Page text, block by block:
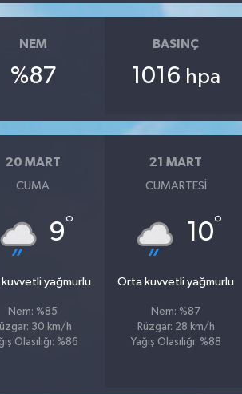
NEM
%87
BASINÇ
1016 hpa
20 MART
CUMA
9°
yağmurlu
Nem: %85
30 km/h
Olasılığı: %86
21 MART
CUMARTESI
10°
Orta kuvvetli yağmurlu
Nem: %87
Rüzgar: 28 km/h
Yağış Olasılığı: %88